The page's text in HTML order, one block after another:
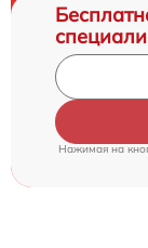
Нажимая на